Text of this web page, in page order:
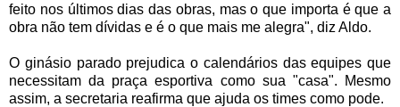
feito nos últimos dias das obras, mas o que importa é que a
obra não tem dívidas e é o que mais me alegra", diz Aldo.
O ginásio parado prejudica o calendários das equipes que
necessitam da praça esportiva como sua "casa". Mesmo
assim, a secretaria reafirma que ajuda os times como pode.